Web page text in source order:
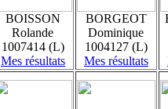
BOISSON
Rolande
1007414 (L)
Mes résultats
BORGEOT
Dominique
1004127 (L)
Mes résultats